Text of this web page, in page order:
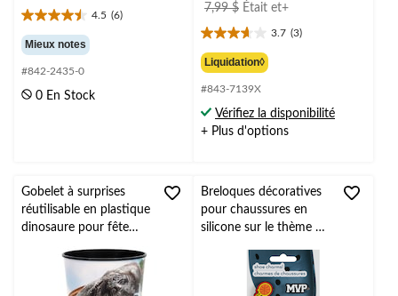
4.5 (6)
4.5
étoile(s)
sur
5.
6
Mieux notes
#842-2435-0
0 En Stock
7,99 $ Était et+prix
3.7 (3)
3.7
étoile(s)
sur
5.
3
évaluations
Liquidation◊
#843-7139X
Vérifiez la disponibilité
+ Plus d'options
Gobelet à surprises
réutilisable en plastique
dinosaure pour fête
jurassique, vert, 16 oz
Breloques décoratives
pour chaussures en
silicone sur le thème du
paq. 6, accessoires
prêt-à-porter pour